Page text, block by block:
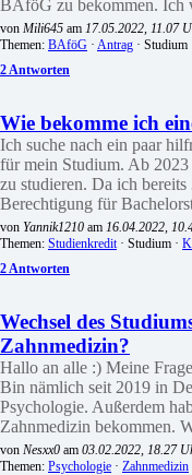
BAföG zu bekommen. Ich
von Mili645 am 17.05.2022, 11.07
Themen: BAföG · Antrag · Studium
2 Antworten
Wie bekomme ich
Ich suche nach ein paar
für mein Studium. Ab
zu studieren. Da ich
Berechtigung für
von Yannik1210 am 16.04.2022,
Themen: Studienkredit· Studium ·
2 Antworten
Wechsel des
Zahnmedizin?
Hallo an alle :) Meine
Bin nämlich seit 2019 in
Psychologie. Außerdem
Zahnmedizin bekommen.
von Nesxx0 am 03.02.2022, 18.27
Themen: Psychologie · Zahnmedizin